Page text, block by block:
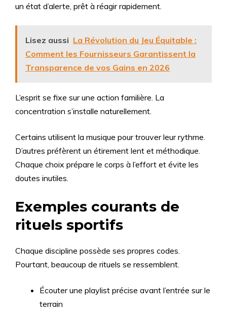
un état d’alerte, prêt à réagir rapidement.
Lisez aussi La Révolution du Jeu Équitable :
Comment les Fournisseurs Garantissent la
Transparence de vos Gains en 2026
L’esprit se fixe sur une action familière. La
concentration s’installe naturellement.
Certains utilisent la musique pour trouver leur rythme.
D’autres préfèrent un étirement lent et méthodique.
Chaque choix prépare le corps à l’effort et évite les
doutes inutiles.
Exemples courants de
rituels sportifs
Chaque discipline possède ses propres codes.
Pourtant, beaucoup de rituels se ressemblent.
Écouter une playlist précise avant l’entrée sur le
terrain